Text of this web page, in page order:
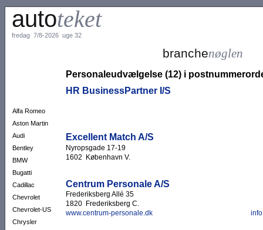
autoteket
fredag 7/8-2026 uge 32
Alfa Romeo
Aston Martin
Audi
Bentley
BMW
Bugatti
Cadillac
Chevrolet
Chevrolet-US
Chrysler
branchenøglen
Personaleudvælgelse (12) i
HR BusinessPartner I/S
Excellent Match A/S
Nyropsgade 17-19
1602 København V.
Centrum Personale A/S
Frederiksberg Allé 35
1820 Frederiksberg C.
www.centrum-personale.dk